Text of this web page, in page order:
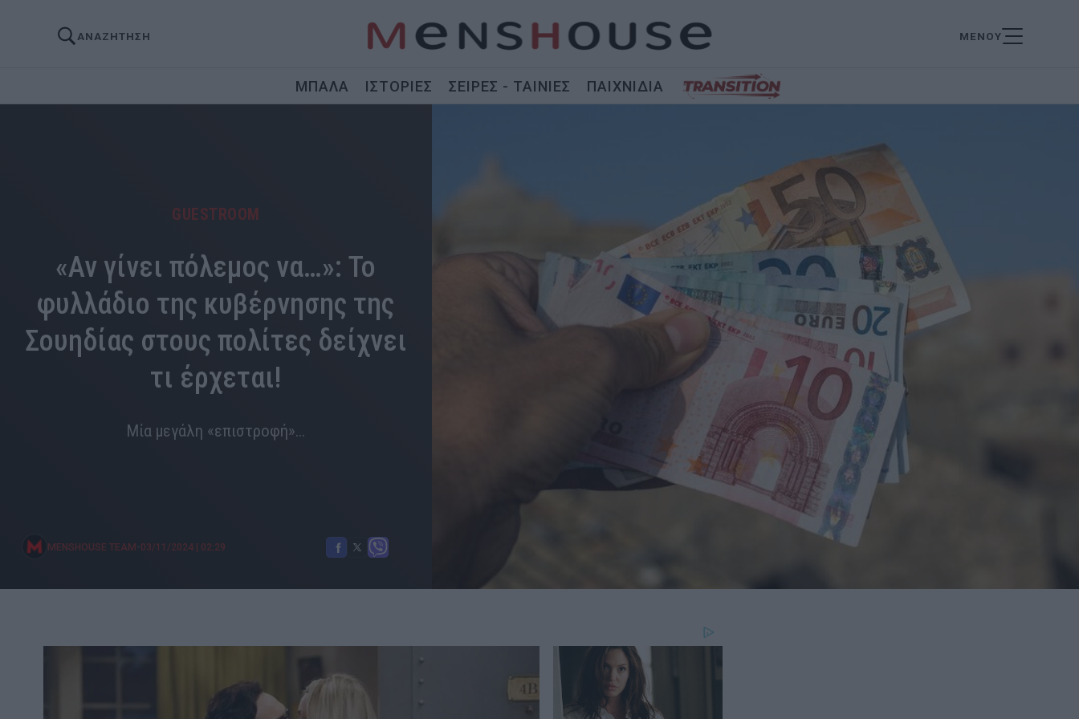
ΑΝΑΖΗΤΗΣΗ ΜΕΝΟΥ
ΜΠΑΛΑ ΙΣΤΟΡΙΕΣ ΣΕΙΡΕΣ - ΤΑΙΝΙΕΣ ΠΑΙΧΝΙΔΙΑ
GUESTROOM
«Αν γίνει πόλεμος να…»: Το
φυλλάδιο της κυβέρνησης της
Σουηδίας στους πολίτες δείχνει
τι έρχεται!
Μία μεγάλη «επιστροφή»...
MENSHOUSE TEAM 03/11/2024 | 02:29